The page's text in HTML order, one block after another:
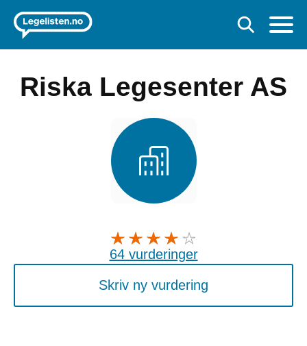
Riska Legesenter AS
64 vurderinger
Skriv ny vurdering